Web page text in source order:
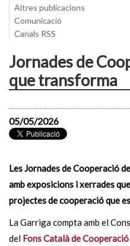
Altres publicacions
Comunicació
Canals RSS
Jornades de
que transforma
05/05/2026
Les Jornades de Cooperació
amb exposicions i xerrades
projectes de cooperació que
La Garriga compta amb el
del Fons Català de